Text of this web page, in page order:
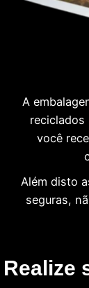
A
reciclados
você
Além disto
seguras,
Realize